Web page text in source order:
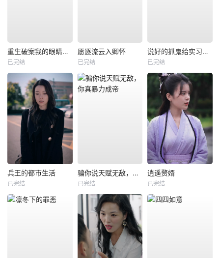
重生破案我的眼睛能锁定凶手
已完结
愿逐流云入卿怀
已完结
说好的抓鬼给实习证明，咋成判官了
已完结
兵王的都市生活
已完结
骗你说天赋无敌，你真暴力成帝
已完结
逍遥赘婿
已完结